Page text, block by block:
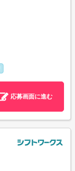
応募画面に進む